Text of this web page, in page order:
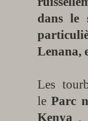
dans le
Lenana,
Les
leParc
Kenya ,